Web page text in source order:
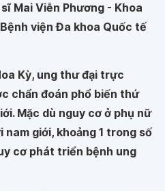
Mai Viễn Phương - Khoa
viện Đa khoa Quốc tế
Kỳ, ung thư đại trực
chẩn đoán phổ biến thứ
Mặc dù nguy cơ ở phụ nữ
giới, khoảng 1 trong số
cơ phát triển bệnh ung